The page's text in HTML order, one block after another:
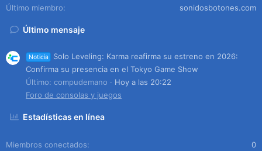
Último miembro
sonidosbotones.com
Último mensaje
Noticia
Solo Leveling: Karma reafirma su estreno en 2026:
Confirma su presencia en el Tokyo Game Show
Último: compudemano
Hoy a las 20:22
Foro de consolas y juegos
Estadísticas en línea
Miembros conectados 0